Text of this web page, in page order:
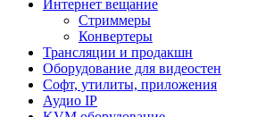
Интернет вещание
Стриммеры
Конвертеры
Трансляции и продакшн
Оборудование для видеостен
Софт, утилиты, приложения
Аудио IP